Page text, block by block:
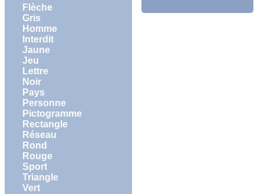
Flèche
Gris
Homme
Interdit
Jaune
Jeu
Lettre
Noir
Pays
Personne
Pictogramme
Rectangle
Réseau
Rond
Rouge
Sport
Triangle
Vert